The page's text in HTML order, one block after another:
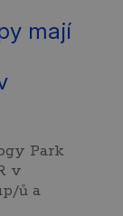
mají
Park
v
ů a